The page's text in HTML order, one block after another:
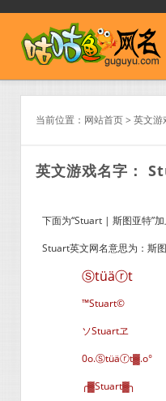
当前位置： 网站首页> 英文游
英文游戏名字：
下面为“Stuart | 斯图亚特”
Stuart英文网名意思为：斯
Ⓢtüäⓡt
™Stuart©
ソStuartヱ
0o.Ⓢtüäⓡt▓.o°
╭▓Stuart▓╮